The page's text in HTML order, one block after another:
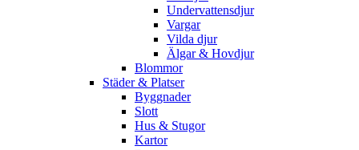
Undervattensdjur
Vargar
Vilda djur
Älgar & Hovdjur
Blommor
Städer & Platser
Byggnader
Slott
Hus & Stugor
Kartor